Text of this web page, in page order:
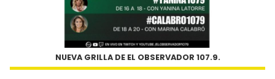
NUEVA GRILLA DE EL OBSERVADOR 107.9.